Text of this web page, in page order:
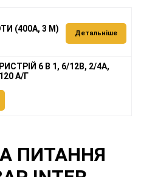
(400А, 3 М) Детальніше
6 В 1, 6/12В, 2/4А,
А/Г
ПИТАННЯ